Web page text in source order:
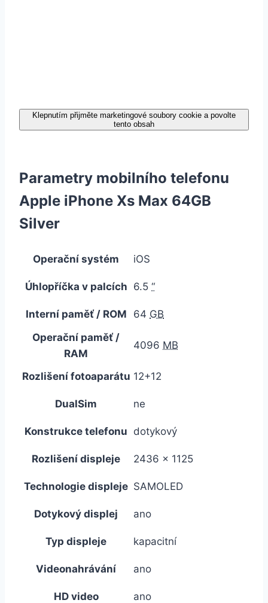
Klepnutím přijměte marketingové soubory cookie a povolte
tento obsah
Parametry mobilního telefonu
Apple iPhone Xs Max 64GB
Silver
Operační systém iOS
Úhlopříčka v palcích 6.5 “
Interní paměť / ROM 64 GB
Operační paměť /
RAM
4096 MB
Rozlišení fotoaparátu 12+12
DualSim ne
Konstrukce telefonu dotykový
Rozlišení displeje 2436 x 1125
Technologie displeje SAMOLED
Dotykový displej ano
Typ displeje kapacitní
Videonahrávání ano
HD video ano